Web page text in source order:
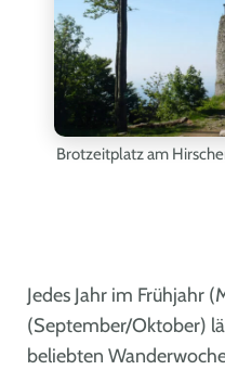
Brotzeitplatz am
Jedes Jahr im Frühjahr
(September/Oktober)
beliebten